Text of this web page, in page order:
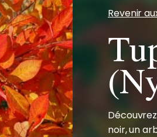
Revenir
noir, un